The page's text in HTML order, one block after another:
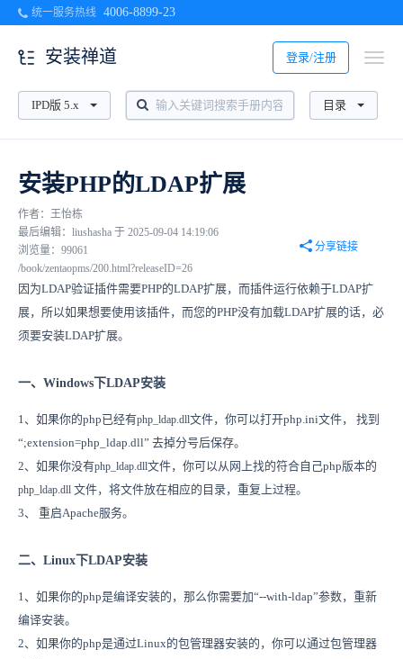
统一服务热线 4006-8899-23
登录/注册
安装禅道
IPD版 5.x 目录
安装PHP的LDAP扩展
作者：王怡栋
最后编辑：liushasha 于 2025-09-04 14:19:06
浏览量：99061
分享链接
/book/zentaopms/200.html?releaseID=26
因为LDAP验证插件需要PHP的LDAP扩展，而插件运行依赖于LDAP扩
展，所以如果想要使用该插件，而您的PHP没有加载LDAP扩展的话，必
须要安装LDAP扩展。
一、Windows下LDAP安装
1、如果你的php已经有php_ldap.dll文件，你可以打开php.ini文件， 找到
“;extension=php_ldap.dll” 去掉分号后保存。
2、如果你没有php_ldap.dll文件，你可以从网上找的符合自己php版本的
php_ldap.dll 文件，将文件放在相应的目录，重复上过程。
3、 重启Apache服务。
二、Linux下LDAP安装
1、如果你的php是编译安装的，那么你需要加“--with-ldap”参数，重新
编译安装。
2、如果你的php是通过Linux的包管理器安装的，你可以通过包管理器